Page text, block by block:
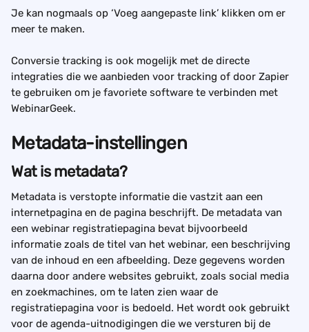
Je kan nogmaals op ‘Voeg aangepaste link’ klikken om er
meer te maken.
Conversie tracking is ook mogelijk met de directe
integraties die we aanbieden voor tracking of door Zapier
te gebruiken om je favoriete software te verbinden met
WebinarGeek.
Metadata-instellingen
Wat is metadata?
Metadata is verstopte informatie die vastzit aan een
internetpagina en de pagina beschrijft. De metadata van
een webinar registratiepagina bevat bijvoorbeeld
informatie zoals de titel van het webinar, een beschrijving
van de inhoud en een afbeelding. Deze gegevens worden
daarna door andere websites gebruikt, zoals social media
en zoekmachines, om te laten zien waar de
registratiepagina voor is bedoeld. Het wordt ook gebruikt
voor de agenda-uitnodigingen die we versturen bij de